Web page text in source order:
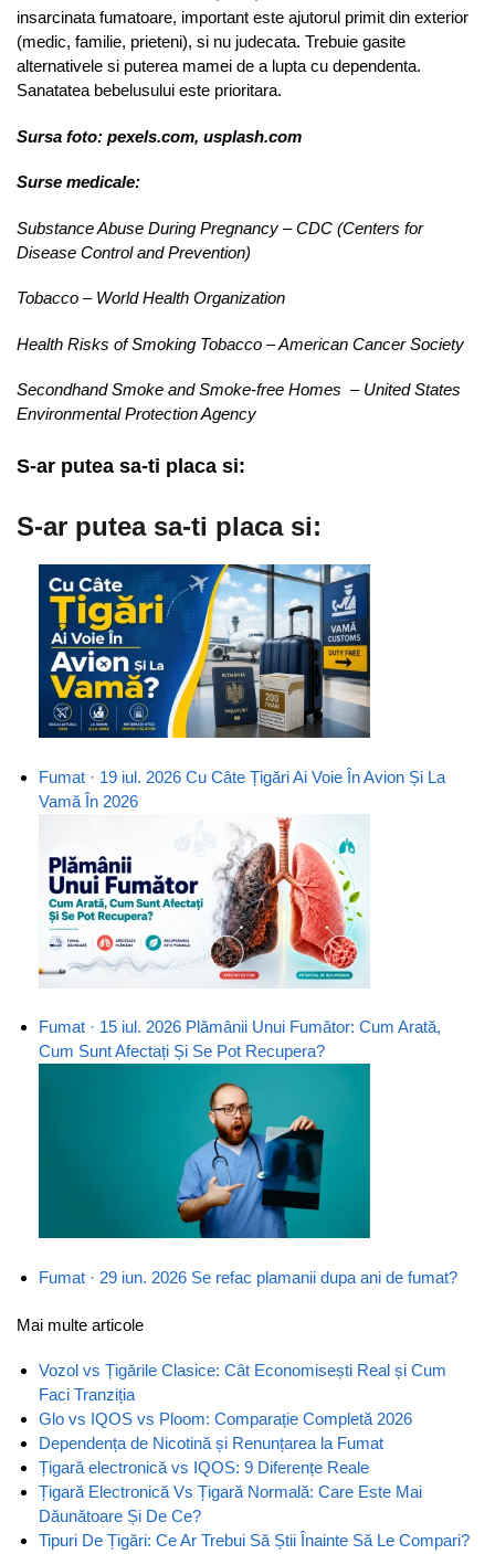
insarcinata fumatoare, important este ajutorul primit din exterior
(medic, familie, prieteni), si nu judecata. Trebuie gasite
alternativele si puterea mamei de a lupta cu dependenta.
Sanatatea bebelusului este prioritara.
Sursa foto: pexels.com, usplash.com
Surse medicale:
Substance Abuse During Pregnancy – CDC (Centers for
Disease Control and Prevention)
Tobacco – World Health Organization
Health Risks of Smoking Tobacco – American Cancer Society
Secondhand Smoke and Smoke-free Homes – United States
Environmental Protection Agency
S-ar putea sa-ti placa si:
S-ar putea sa-ti placa si:
Fumat · 19 iul. 2026 Cu Câte Țigări Ai Voie În Avion Și La
Vamă În 2026
Fumat · 15 iul. 2026 Plămânii Unui Fumător: Cum Arată,
Cum Sunt Afectați Și Se Pot Recupera?
Fumat · 29 iun. 2026 Se refac plamanii dupa ani de fumat?
Mai multe articole
Vozol vs Țigările Clasice: Cât Economisești Real și Cum
Faci Tranziția
Glo vs IQOS vs Ploom: Comparație Completă 2026
Dependența de Nicotină și Renunțarea la Fumat
Țigară electronică vs IQOS: 9 Diferențe Reale
Țigară Electronică Vs Țigară Normală: Care Este Mai
Dăunătoare Și De Ce?
Tipuri De Țigări: Ce Ar Trebui Să Știi Înainte Să Le Compari?